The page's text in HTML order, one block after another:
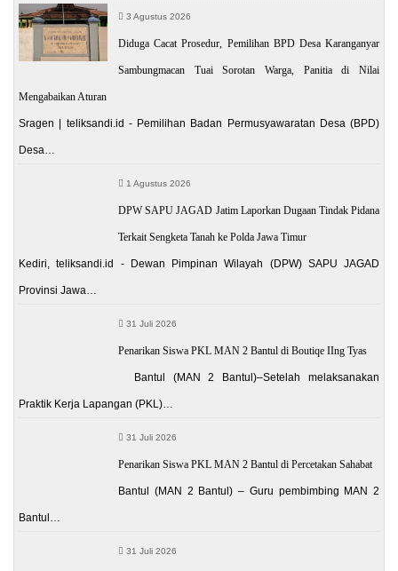
3 Agustus 2026
Diduga Cacat Prosedur, Pemilihan BPD Desa Karanganyar
Sambungmacan Tuai Sorotan Warga, Panitia di Nilai
Mengabaikan Aturan
Sragen | teliksandi.id - Pemilihan Badan Permusyawaratan Desa (BPD)
Desa…
1 Agustus 2026
DPW SAPU JAGAD Jatim Laporkan Dugaan Tindak Pidana
Terkait Sengketa Tanah ke Polda Jawa Timur
Kediri, teliksandi.id - Dewan Pimpinan Wilayah (DPW) SAPU JAGAD
Provinsi Jawa…
31 Juli 2026
Penarikan Siswa PKL MAN 2 Bantul di Boutiqe IIng Tyas
Bantul (MAN 2 Bantul)–Setelah melaksanakan
Praktik Kerja Lapangan (PKL)…
31 Juli 2026
Penarikan Siswa PKL MAN 2 Bantul di Percetakan Sahabat
Bantul (MAN 2 Bantul) – Guru pembimbing MAN 2
Bantul…
31 Juli 2026